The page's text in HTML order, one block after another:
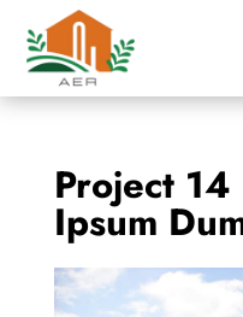
Project
Ipsum